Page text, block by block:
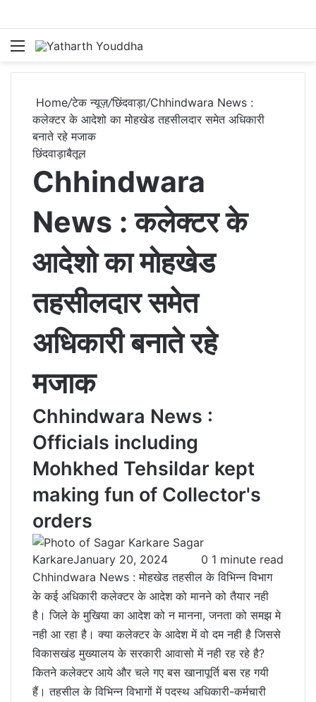
Menu
Home/टेक न्यूज़/छिंदवाड़ा/Chhindwara News :
कलेक्टर के आदेशो का मोहखेड तहसीलदार समेत अधिकारी
बनाते रहे मजाक
छिंदवाड़ाबैतूल
Chhindwara
News : कलेक्टर के
आदेशो का मोहखेड
तहसीलदार समेत
अधिकारी बनाते रहे
मजाक
Chhindwara News :
Officials including
Mohkhed Tehsildar kept
making fun of Collector's
orders
Sagar
KarkareJanuary 20, 2024 0 1 minute read
Chhindwara News : मोहखेड तहसील के विभिन्न विभाग
के कई अधिकारी कलेक्टर के आदेश को मानने को तैयार नही
है। जिले के मुखिया का आदेश को न मानना, जनता को समझ मे
नही आ रहा है। क्या कलेक्टर के आदेश में वो दम नही है जिससे
विकासखंड मुख्यालय के सरकारी आवासो में नही रह रहे है?
कितने कलेक्टर आये और चले गए बस खानापूर्ति बस रह गयी
हैं। तहसील के विभिन्न विभागों में पदस्थ अधिकारी-कर्मचारी